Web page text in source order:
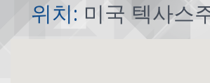
위치: 미국 텍사스